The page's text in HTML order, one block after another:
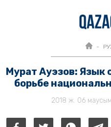
Мурат Ауэзов: Язык
борьбе
2018 ж. 06 маусым